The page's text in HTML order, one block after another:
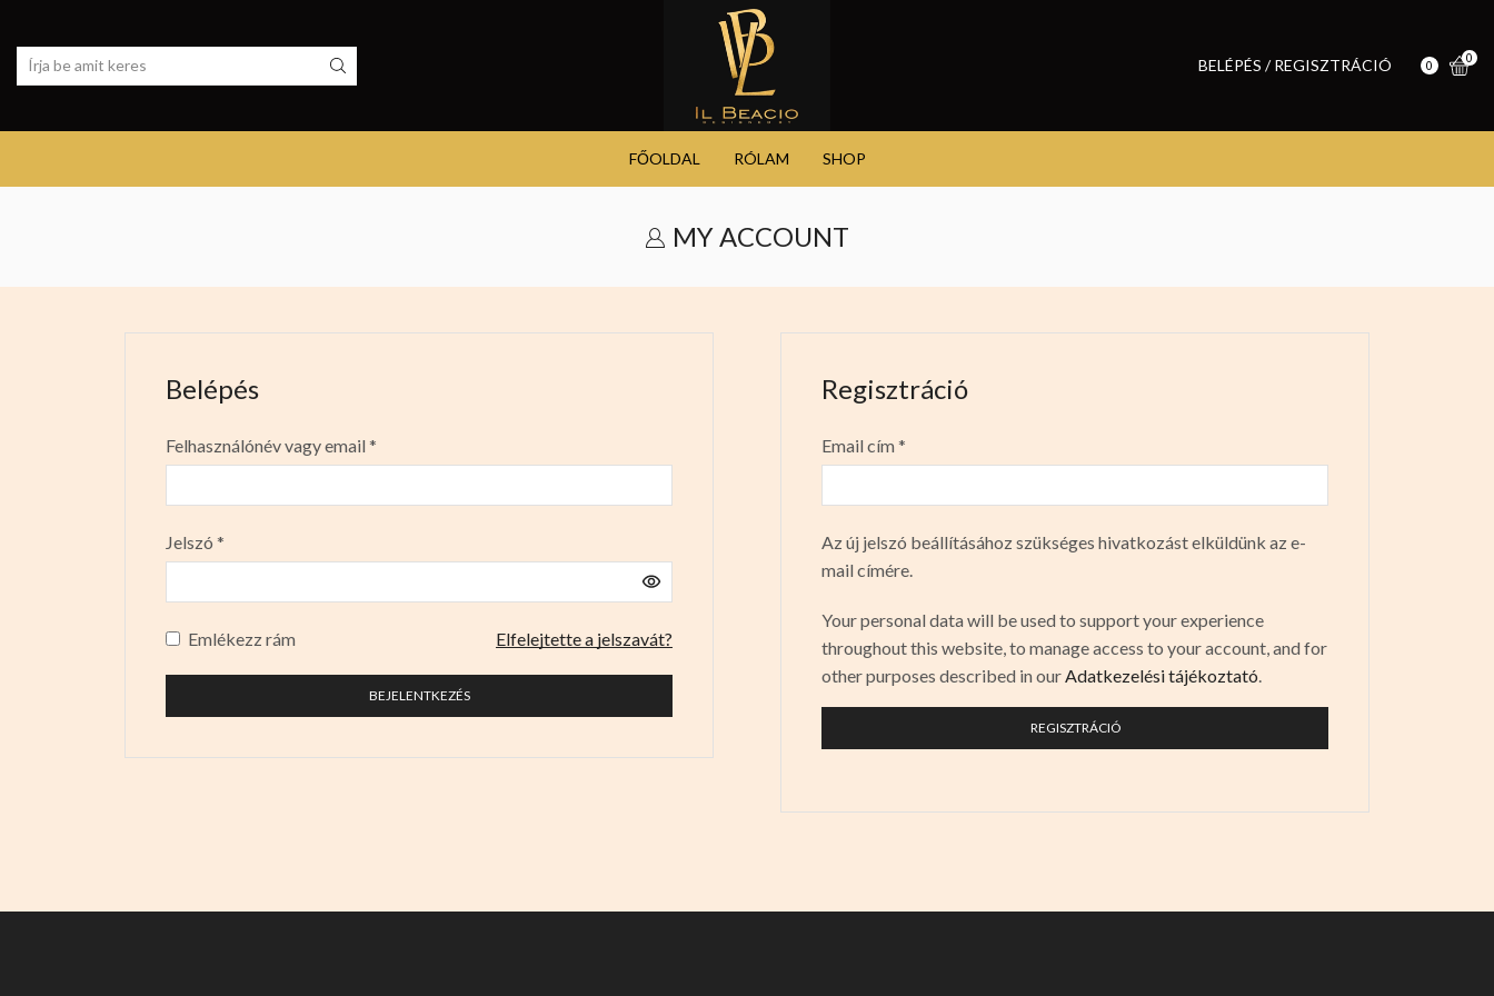
BELÉPÉS / REGISZTRÁCIÓ 0
0
FŐOLDAL RÓLAM SHOP
MY ACCOUNT
Belépés
Felhasználónév vagy email*
Jelszó *
Emlékezz rám Elfelejtette a jelszavát?
BEJELENTKEZÉS
Regisztráció
Email cím*
Az új jelszó beállításához szükséges hivatkozást elküldünk az e-
mail címére.
Your personal data will be used to support your experience
throughout this website, to manage access to your account, and for
other purposes described in our Adatkezelési tájékoztató
REGISZTRÁCIÓ